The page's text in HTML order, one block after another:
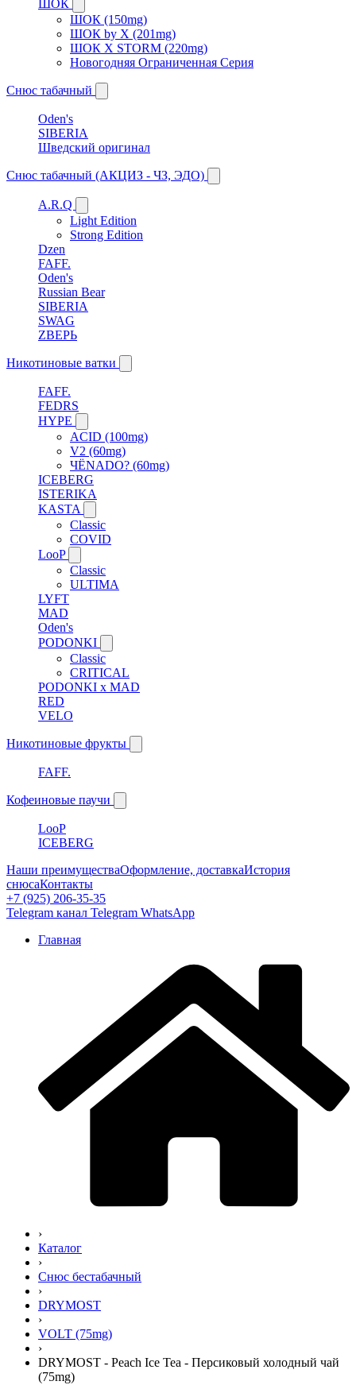
ШОК
ШОК (150mg)
ШОК by X (201mg)
ШОК X STORM (220mg)
Новогодняя Ограниченная Серия
Снюс табачный
Oden's
SIBERIA
Шведский оригинал
Снюс табачный (АКЦИЗ - ЧЗ, ЭДО)
A.R.Q
Light Edition
Strong Edition
Dzen
FAFF.
Oden's
Russian Bear
SIBERIA
SWAG
ZВЕРЬ
Никотиновые ватки
FAFF.
FEDRS
HYPE
ACID (100mg)
V2 (60mg)
ЧЁNADO? (60mg)
ICEBERG
ISTERIKA
KASTA
Classic
COVID
LooP
Classic
ULTIMA
LYFT
MAD
Oden's
PODONKI
Classic
CRITICAL
PODONKI x MAD
RED
VELO
Никотиновые фрукты
FAFF.
Кофеиновые паучи
LooP
ICEBERG
Наши преимуществаОформление, доставкаИстория
снюсаКонтакты
+7 (925) 206-35-35
Telegram канал Telegram WhatsApp
Главная
›
Каталог
›
Снюс бестабачный
›
DRYMOST
›
VOLT (75mg)
›
DRYMOST - Peach Ice Tea - Персиковый холодный чай
(75mg)